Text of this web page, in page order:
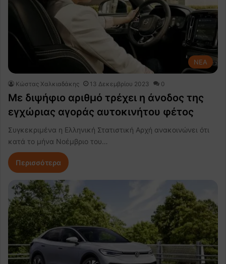
NEA
Κώστας Χαλκιαδάκης 13 Δεκεμβρίου 2023 0
Με διψήφιο αριθμό τρέχει η άνοδος της
εγχώριας αγοράς αυτοκινήτου φέτος
Συγκεκριμένα η Ελληνική Στατιστική Αρχή ανακοινώνει ότι
κατά το μήνα Νοέμβριο του…
Περισσότερα